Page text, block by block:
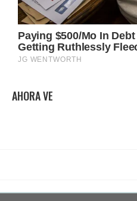
AHORA VE